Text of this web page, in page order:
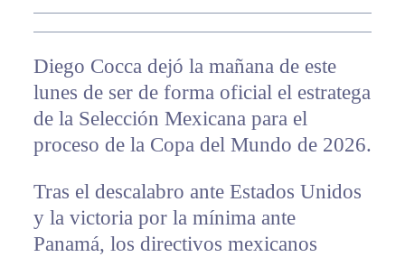
Diego Cocca dejó la mañana de este
lunes de ser de forma oficial el estratega
de la Selección Mexicana para el
proceso de la Copa del Mundo de 2026.
Tras el descalabro ante Estados Unidos
y la victoria por la mínima ante
Panamá, los directivos mexicanos